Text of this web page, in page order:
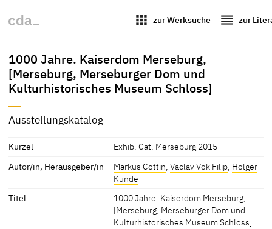
apps zur Werksuche reorder zur
1000 Jahre. Kaiserdom Merseburg,
[Merseburg, Merseburger Dom und
Kulturhistorisches Museum Schloss]
Ausstellungskatalog
Kürzel
Exhib. Cat. Merseburg 2015
Autor/in, Herausgeber/in
Markus Cottin,Väclav Vok Filip, Holger
Kunde
Titel
1000 Jahre. Kaiserdom Merseburg,
[Merseburg, Merseburger Dom und
Kulturhistorisches Museum Schloss]